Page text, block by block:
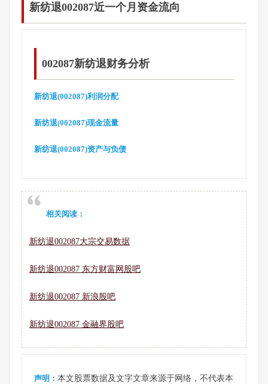
新纺退002087近一个月资金流向
002087新纺退财务分析
新纺退(002087)利润分配
新纺退(002087)现金流量
新纺退(002087)资产与负债
相关阅读：
新纺退002087大宗交易数据
新纺退002087 东方财富网股吧
新纺退002087 新浪股吧
新纺退002087 金融界股吧
声明： 本文股票数据及文字文章来源于网络，不代表本